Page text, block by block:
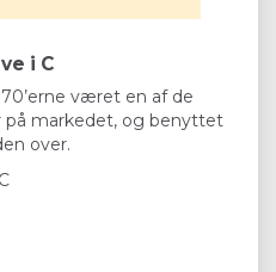
i C
været en af de
markedet, og benyttet
over.